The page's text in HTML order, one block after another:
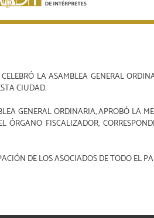
LA ASAMBLEA GENERAL
CIUDAD.
GENERAL ORDINARIA, APROBÓ LA
ÓRGANO FISCALIZADOR,
DE LOS ASOCIADOS DE TODO EL